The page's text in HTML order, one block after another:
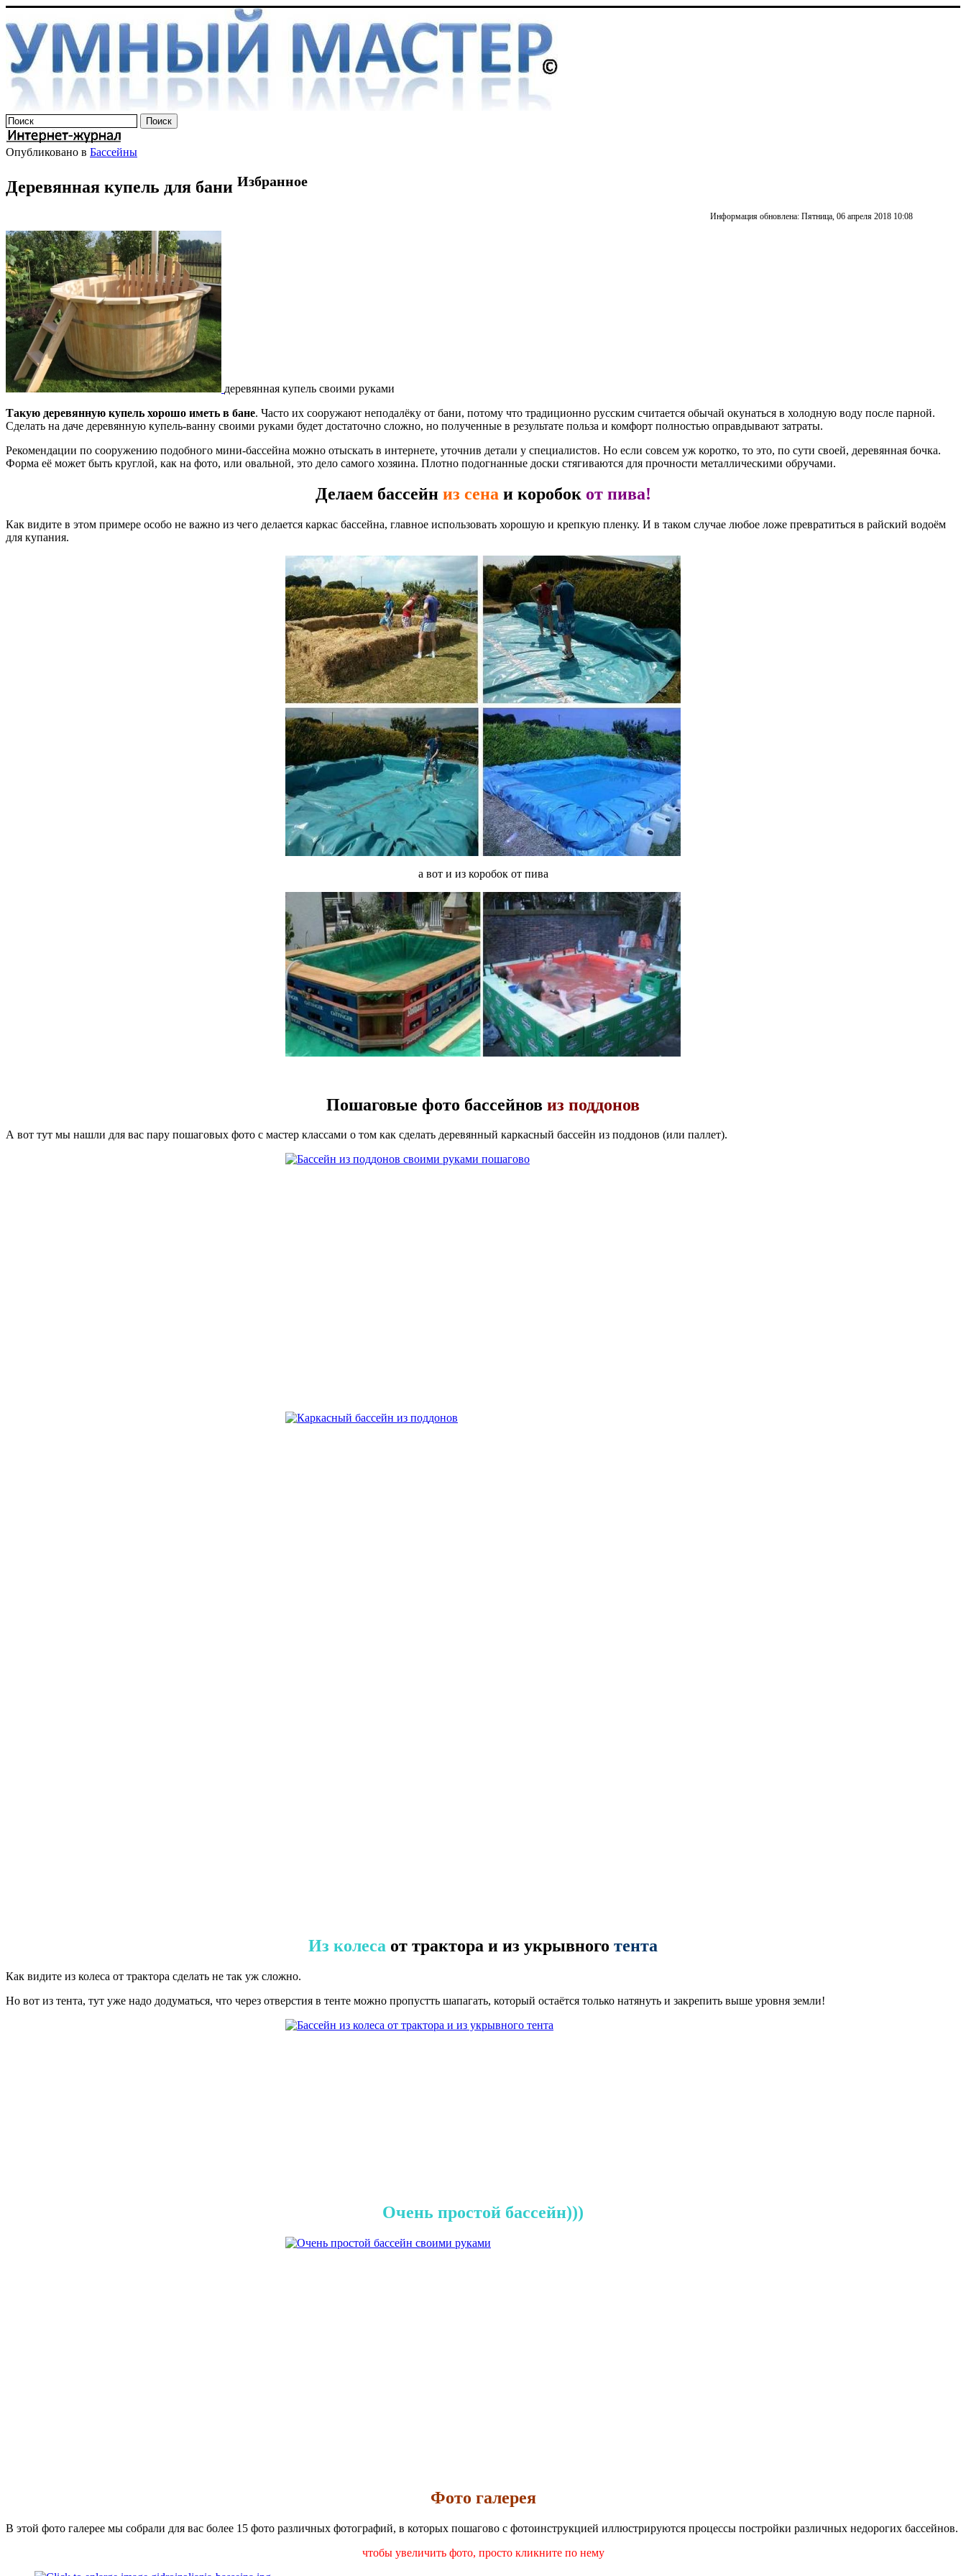
Опубликовано в Бассейны
Деревянная купель для бани Избранное
Информация обновлена: Пятница, 06 апреля 2018 10:08
деревянная купель своими руками
Такую деревянную купель хорошо иметь в бане. Часто их сооружают неподалёку от бани, потому что традиционно русским считается обычай окунаться в холодную воду после парной.
Сделать на даче деревянную купель-ванну своими руками будет достаточно сложно, но полученные в результате польза и комфорт полностью оправдывают затраты.
Рекомендации по сооружению подобного мини-бассейна можно отыскать в интернете, уточнив детали у специалистов. Но если совсем уж коротко, то это, по сути своей, деревянная бочка.
Форма её может быть круглой, как на фото, или овальной, это дело самого хозяина. Плотно подогнанные доски стягиваются для прочности металлическими обручами.
Делаем бассейн из сена и коробок от пива!
Как видите в этом примере особо не важно из чего делается каркас бассейна, главное использовать хорошую и крепкую пленку. И в таком случае любое ложе превратиться в райский водоём
для купания.
а вот и из коробок от пива
Пошаговые фото бассейнов из поддонов
А вот тут мы нашли для вас пару пошаговых фото с мастер классами о том как сделать деревянный каркасный бассейн из поддонов (или паллет).
Из колеса от трактора и из укрывного тента
Как видите из колеса от трактора сделать не так уж сложно.
Но вот из тента, тут уже надо додуматься, что через отверстия в тенте можно пропустть шапагать, который остаётся только натянуть и закрепить выше уровня земли!
Очень простой бассейн)))
Фото галерея
В этой фото галерее мы собрали для вас более 15 фото различных фотографий, в которых пошагово с фотоинструкцией иллюстрируются процессы постройки различных недорогих бассейнов.
чтобы увеличить фото, просто кликните по нему